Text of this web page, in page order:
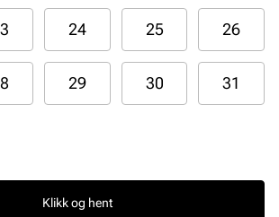
24 25 26
29 30 31
Klikk og hent